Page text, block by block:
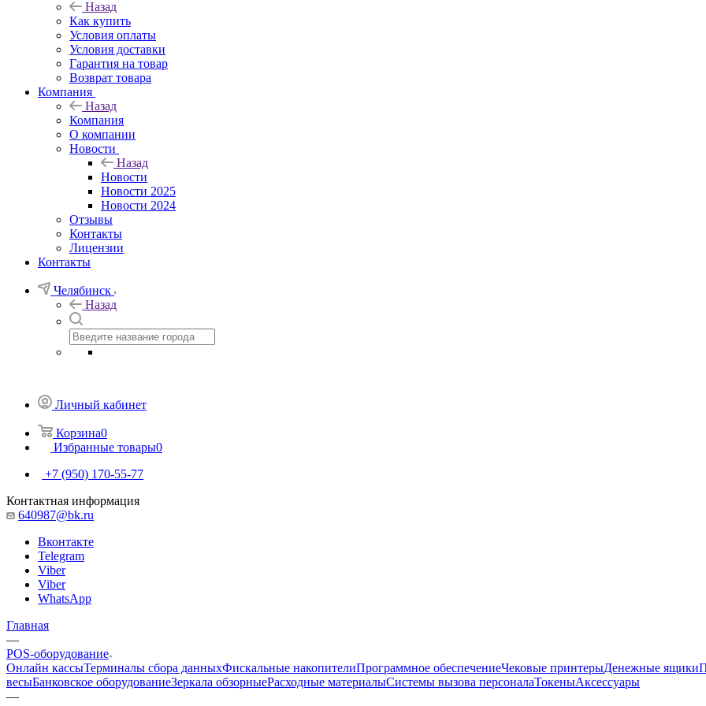
Назад
Как купить
Условия оплаты
Условия доставки
Гарантия на товар
Возврат товара
Компания
Назад
Компания
О компании
Новости
Назад
Новости
Новости 2025
Новости 2024
Отзывы
Контакты
Лицензии
Контакты
Челябинск
Назад
Личный кабинет
Корзина0
Избранные товары0
+7 (950) 170-55-77
Контактная информация
640987@bk.ru
Вконтакте
Telegram
Viber
Viber
WhatsApp
Главная
—
POS-оборудование
Онлайн кассыТерминалы сбора данныхФискальные накопителиПрограммное обеспечениеЧековые принтерыДенежные ящики
весыБанковское оборудованиеЗеркала обзорныеРасходные материалыСистемы вызова персоналаТокеныАксессуары
—